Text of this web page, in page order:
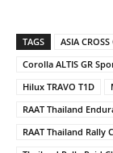
TAGS ASIA
Corolla ALTIS GR
Hilux TRAVO T1D
RAAT Thailand
RAAT Thailand Rally